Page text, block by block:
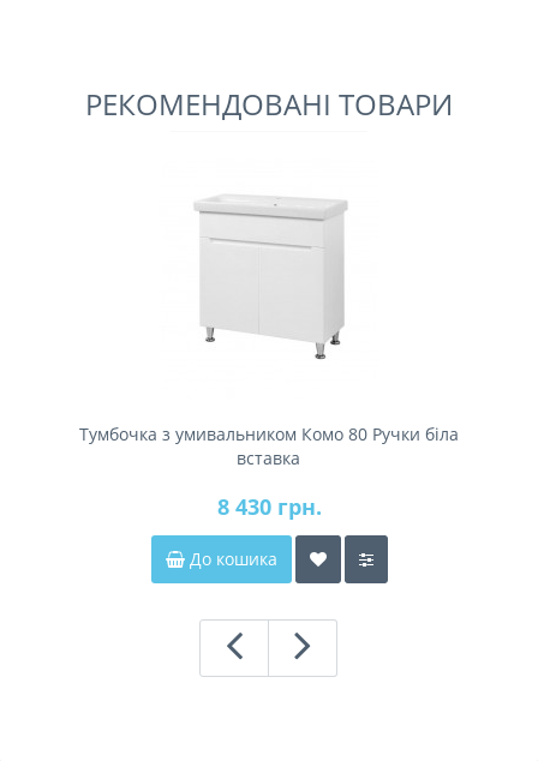
РЕКОМЕНДОВАНІ ТОВАРИ
Тумбочка з умивальником Комо 80 Ручки біла
вставка
8 430 грн.
До кошика